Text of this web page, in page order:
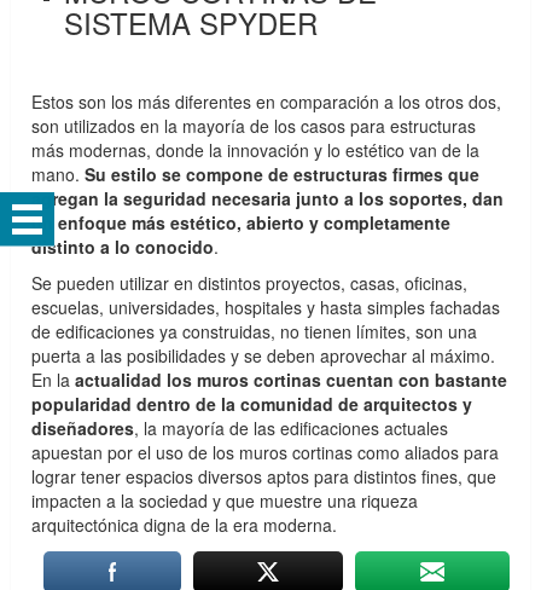
SISTEMA SPYDER
Estos son los más diferentes en comparación a los otros dos,
son utilizados en la mayoría de los casos para estructuras
más modernas, donde la innovación y lo estético van de la
mano.Su estilo se compone de estructuras firmes que
agregan la seguridad necesaria junto a los soportes, dan
un enfoque más estético, abierto y completamente
distinto a lo conocido.
Se pueden utilizar en distintos proyectos, casas, oficinas,
escuelas, universidades, hospitales y hasta simples fachadas
de edificaciones ya construidas, no tienen límites, son una
puerta a las posibilidades y se deben aprovechar al máximo.
En laactualidad los muros cortinas cuentan con bastante
popularidad dentro de la comunidad de arquitectos y
diseñadores, la mayoría de las edificaciones actuales
apuestan por el uso de los muros cortinas como aliados para
lograr tener espacios diversos aptos para distintos fines, que
impacten a la sociedad y que muestre una riqueza
arquitectónica digna de la era moderna.